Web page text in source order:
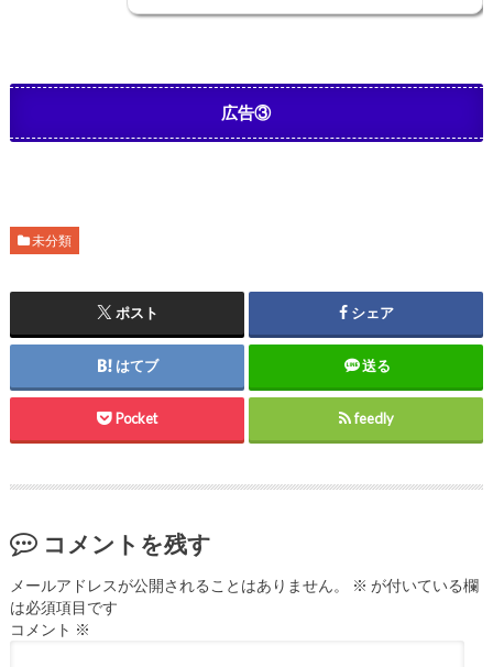
広告③
未分類
ポスト シェア
はてブ 送る
Pocket feedly
コメントを残す
メールアドレスが公開されることはありません。 ※ が付いている欄
は必須項目です
コメント ※